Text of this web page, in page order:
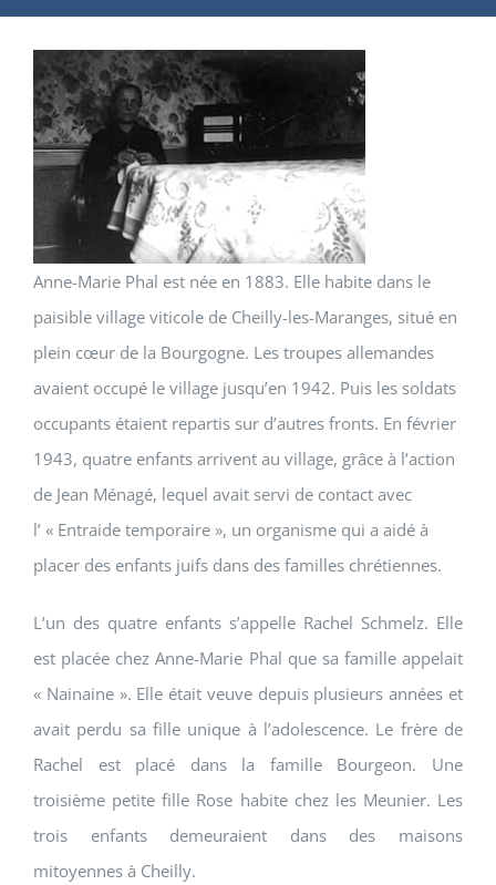
Anne-Marie Phal est née en 1883. Elle habite dans le
paisible village viticole de Cheilly-les-Maranges, situé en
plein cœur de la Bourgogne. Les troupes allemandes
avaient occupé le village jusqu’en 1942. Puis les soldats
occupants étaient repartis sur d’autres fronts. En février
1943, quatre enfants arrivent au village, grâce à l’action
de Jean Ménagé, lequel avait servi de contact avec
l’ « Entraide temporaire », un organisme qui a aidé à
placer des enfants juifs dans des familles chrétiennes.
L’un des quatre enfants s’appelle Rachel Schmelz. Elle
est placée chez Anne-Marie Phal que sa famille appelait
« Nainaine ». Elle était veuve depuis plusieurs années et
avait perdu sa fille unique à l’adolescence. Le frère de
Rachel est placé dans la famille Bourgeon. Une
troisième petite fille Rose habite chez les Meunier. Les
trois enfants demeuraient dans des maisons
mitoyennes à Cheilly.